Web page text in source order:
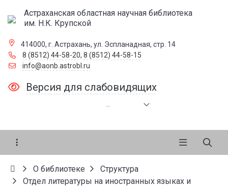
Астраханская областная научная библиотека
им. Н.К. Крупской
414000, г. Астрахань, ул. Эспланадная, стр. 14
8 (8512) 44-58-20, 8 (8512) 44-58-15
info@aonb.astrobl.ru
Версия для слабовидящих
О библиотеке
Структура
Отдел литературы на иностранных языках и